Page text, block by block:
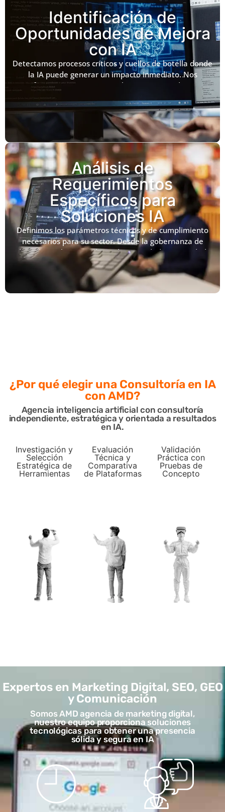
Identificación de
Oportunidades de Mejora
con IA
Detectamos procesos críticos y cuellos de botella donde
la IA puede generar un impacto inmediato. Nos
enfocamos en encontrar soluciones que reduzcan
costos operativos y potencien la productividad,
transformando tareas ineficientes en flujos de trabajo
inteligentes que liberan el talento de su empresa.
Análisis de
Requerimientos
Específicos para
Soluciones IA
Definimos los parámetros técnicos y de cumplimiento
necesarios para su sector. Desde la gobernanza de
datos hasta los estándares de seguridad y privacidad,
establecemos los requisitos exactos que cada solución
de IA debe cumplir para alinearse perfectamente con
sus metas de negocio y su visión estratégica.
¿Por qué elegir una Consultoría en IA
con AMD?
Agencia inteligencia artificial con consultoría
independiente, estratégica y orientada a resultados
en IA.
Investigación y
Selección
Estratégica de
Herramientas
Evaluación
Técnica y
Comparativa
de Plataformas
Validación
Práctica con
Pruebas de
Concepto
Expertos en Marketing Digital, SEO, GEO
y Comunicación
Somos AMD agencia de marketing digital,
nuestro equipo proporciona soluciones
tecnológicas para obtener una presencia
sólida y segura en IA